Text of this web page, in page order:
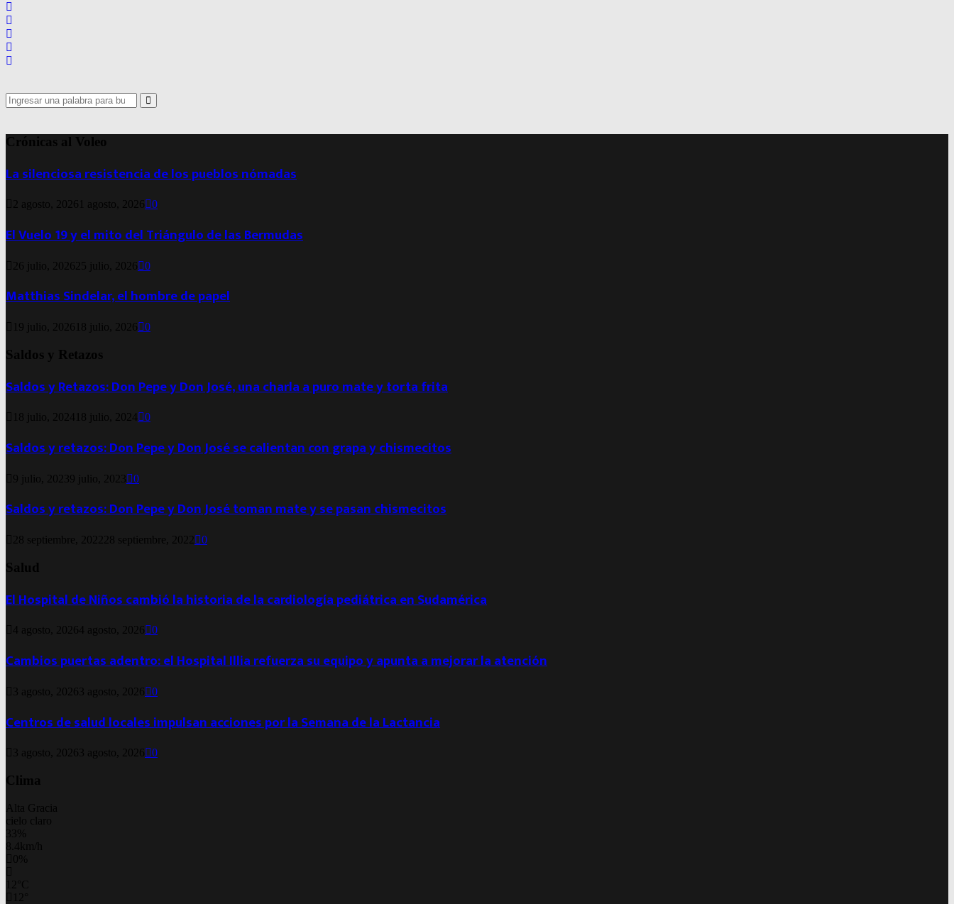
Search
for:
Search
Crónicas al Voleo
La silenciosa resistencia de los pueblos nómadas
2 agosto, 2026 1 agosto, 2026 0
El Vuelo 19 y el mito del Triángulo de las Bermudas
26 julio, 2026 25 julio, 2026 0
Matthias Sindelar, el hombre de papel
19 julio, 2026 18 julio, 2026 0
Saldos y Retazos
Saldos y Retazos: Don Pepe y Don José, una charla a puro mate y torta frita
18 julio, 2024 18 julio, 2024 0
Saldos y retazos: Don Pepe y Don José se calientan con grapa y chismecitos
9 julio, 20239 julio, 2023 0
Saldos y retazos: Don Pepe y Don José toman mate y se pasan chismecitos
28 septiembre, 2022 28 septiembre, 2022 0
Salud
El Hospital de Niños cambió la historia de la cardiología pediátrica en Sudamérica
4 agosto, 20264 agosto, 2026 0
Cambios puertas adentro: el Hospital Illia refuerza su equipo y apunta a mejorar la atención
3 agosto, 2026 3 agosto, 2026 0
Centros de salud locales impulsan acciones por la Semana de la Lactancia
3 agosto, 2026 3 agosto, 2026 0
Clima
Alta Gracia
cielo claro
33%
8.4km/h
0%
C